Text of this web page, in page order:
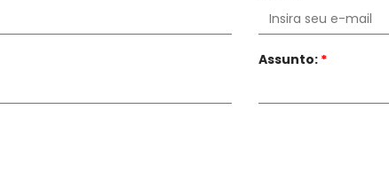
Assunto: *